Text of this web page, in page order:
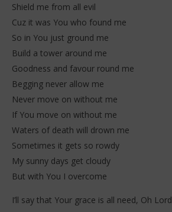
Shield me from all evil
Cuz it was You who found me
So in You just ground me
Build a tower around me
Goodness and favour round me
Begging never allow me
Never move on without me
If You move on without me
Waters of death will drown me
Sometimes it gets so rowdy
My sunny days get cloudy
But with You I overcome
I’ll say that Your grace is all need, Oh Lord